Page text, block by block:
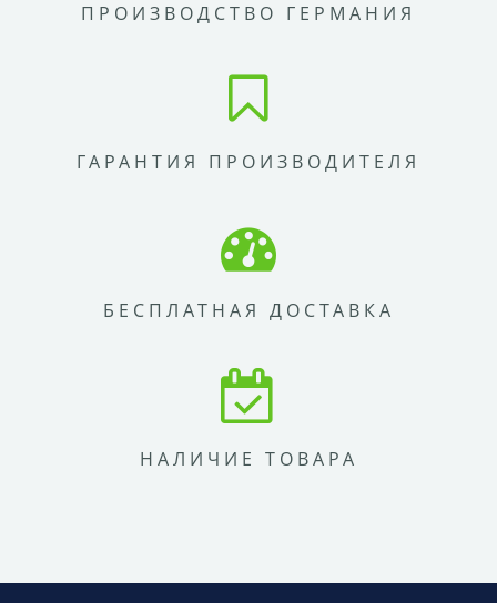
ПРОИЗВОДСТВО ГЕРМАНИЯ
ГАРАНТИЯ ПРОИЗВОДИТЕЛЯ
БЕСПЛАТНАЯ ДОСТАВКА
НАЛИЧИЕ ТОВАРА